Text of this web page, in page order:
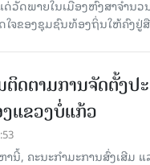
ວັດພາຍໃນເມືອງຫົງສາຈໍານວ
ໃຈຂອງຊຸມຊົນທ້ອງຖິ່ນໃຫ້ຄົງຢູ່
ດຕາມການຈັດຕັ້ງປ
ແຂວງບໍ່ແກ້ວ
ນີ້, ຄະນະກໍາມະການສົ່ງເສີມ